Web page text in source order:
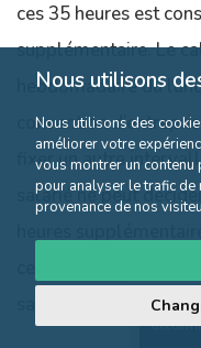
Nous utilisons
Nous utilisons des
améliorer votre
vous montrer un
pour analyser le trafic
provenance de nos
ces 35 heures est
supplémentaire. Le
hebdomadaire du
convention
fixer un autre
salarié ne peut
cette décision en
sauf si le contrat de
Cliquez